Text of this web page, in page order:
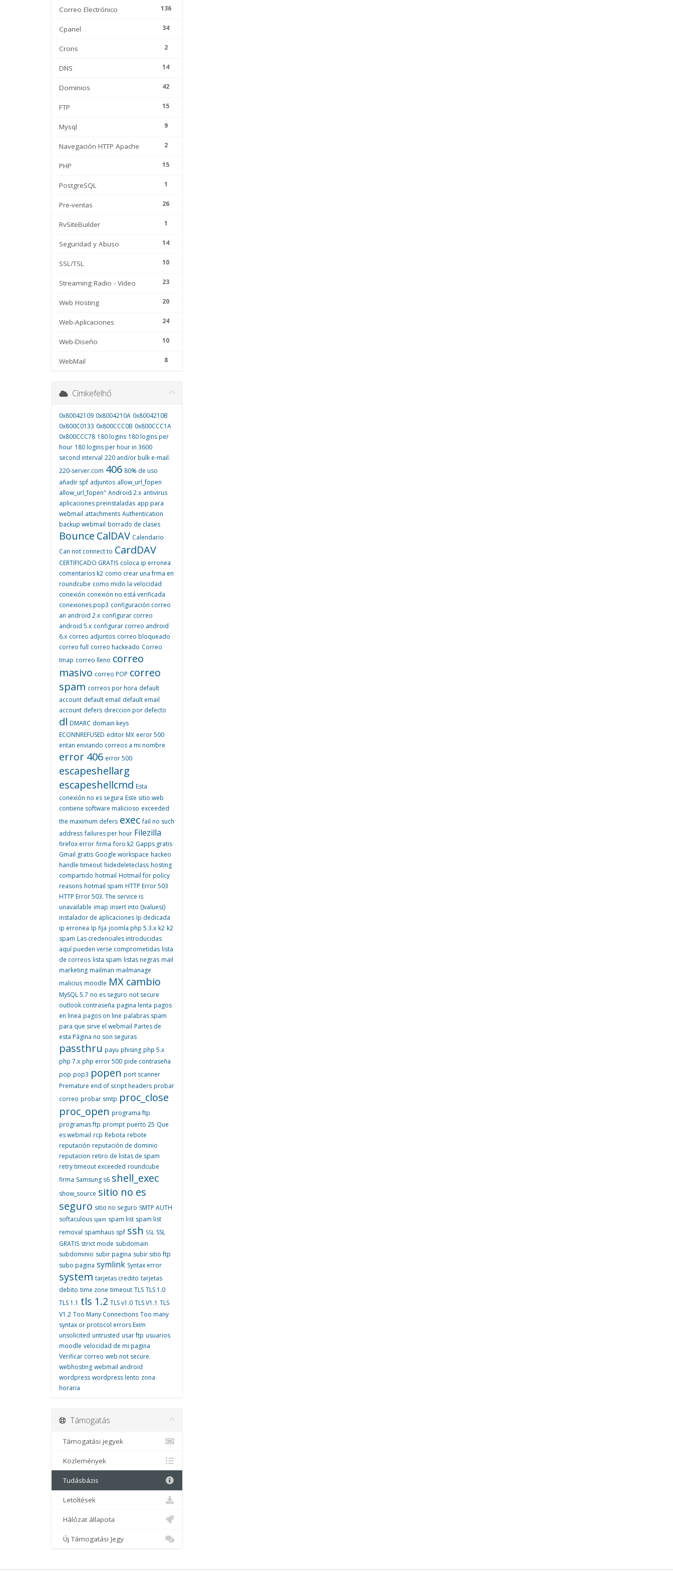
136
Correo Electrónico
34
Cpanel
2
Crons
14
DNS
42
Dominios
15
FTP
9
Mysql
2
Navegación HTTP Apache
15
PHP
1
PostgreSQL
26
Pre-ventas
1
RvSiteBuilder
14
Seguridad y Abuso
10
SSL/TSL
23
Streaming Radio - Video
20
Web Hosting
24
Web-Aplicaciones
10
Web-Diseño
8
WebMail
Címkefelhő
0x80042109 0x8004210A 0x8004210B
0x800C0133 0x800CCC0B 0x800CCC1A
0x800CCC78 180 logins 180 logins per
hour 180 logins per hour in 3600
second interval 220 and/or bulk e-mail.
220-server.com 406 80% de uso
añadir spf adjuntos allow_url_fopen
allow_url_fopen" Android 2.x antivirus
aplicaciones preinstaladas app para
webmail attachments Authentication
backup webmail borrado de clases
Bounce CalDAV Calendario
Can not connect to CardDAV
CERTIFICADO GRATIS coloca ip erronea
comentarios k2 como crear una frma en
roundcube como mido la velocidad
conexión conexión no está verificada
conexiones pop3 configuración correo
an android 2.x configurar correo
android 5.x configurar correo android
6.x correo adjuntos correo bloqueado
correo full correo hackeado Correo
Imap correo lleno correo
masivo correo POP correo
spam correos por hora default
account default email default email
account defers direccion por defecto
dl DMARC domain keys
ECONNREFUSED editor MX eeror 500
entan enviando correos a mi nombre
error 406 error 500
escapeshellarg
escapeshellcmd Esta
conexión no es segura Este sitio web
contiene software malicioso exceeded
the maximum defers exec fail no such
address failures per hour Filezilla
firefox error firma foro k2 Gapps gratis
Gmail gratis Google workspace hackeo
handle timeout hidedeleteclass hosting
compartido hotmail Hotmail for policy
reasons hotmail spam HTTP Error 503
HTTP Error 503. The service is
unavailable imap insert into ()values()
instalador de aplicaciones Ip dedicada
ip erronea Ip fija joomla php 5.3.x k2 k2
spam Las credenciales introducidas
aquí pueden verse comprometidas lista
de correos lista spam listas negras mail
marketing mailman mailmanage
malicius moodle MX cambio
MySQL 5.7 no es seguro not secure
outlook contraseña pagina lenta pagos
en linea pagos on line palabras spam
para que sirve el webmail Partes de
esta Página no son seguras
passthru payu phising php 5.x
php 7.x php error 500 pide contraseña
pop pop3 popen port scanner
Premature end of script headers probar
correo probar smtp proc_close
proc_open programa ftp
programas ftp prompt puerto 25 Que
es webmail rcp Rebota rebote
reputación reputación de dominio
reputacion retiro de listas de spam
retry timeout exceeded roundcube
firma Samsung s6 shell_exec
show_source sitio no es
seguro sitio no seguro SMTP AUTH
softaculous spam spam list spam list
removal spamhaus spf ssh SSL SSL
GRATIS strict mode subdomain
subdominio subir pagina subir sitio ftp
subo pagina symlink Syntax error
system tarjetas credito tarjetas
debito time zone timeout TLS TLS 1.0
TLS 1.1 tls 1.2 TLS v1.0 TLS V1.1 TLS
V1.2 Too Many Connections Too many
syntax or protocol errors Exim
unsolicited untrusted usar ftp usuarios
moodle velocidad de mi pagina
Verificar correo web not secure.
webhosting webmail android
wordpress wordpress lento zona
horaria
Támogatás
Támogatási jegyek
Közlemények
Tudásbázis
Letöltések
Hálózat állapota
Új Támogatási Jegy